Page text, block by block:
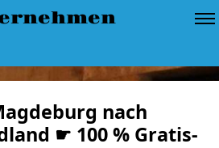
nach
☛ 100 % Gratis-